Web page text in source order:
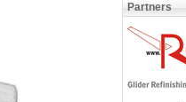
Partners